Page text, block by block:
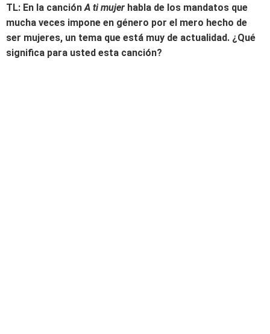
TL: En la canciónA ti mujer habla de los mandatos que
mucha veces impone en género por el mero hecho de
ser mujeres, un tema que está muy de actualidad. ¿Qué
significa para usted esta canción?